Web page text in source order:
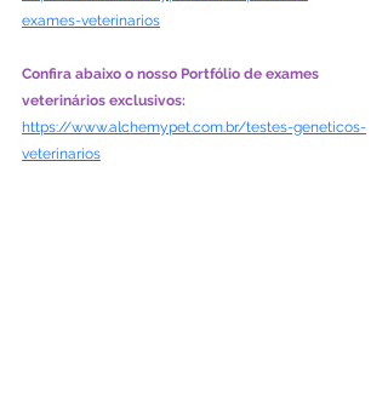
exames-veterinarios
Confira abaixo o nosso Portfólio de exames
veterinários exclusivos:
https://www.alchemypet.com.br/testes-geneticos-
veterinarios